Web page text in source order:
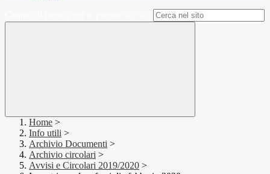
Home >
Info utili >
Archivio Documenti >
Archivio circolari >
Avvisi e Circolari 2019/2020 >